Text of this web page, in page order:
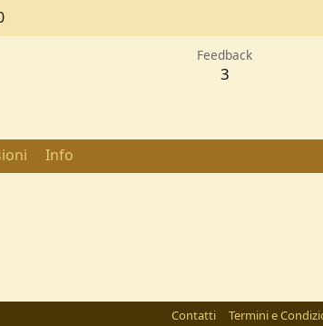
Feedback
3
Info
Contatti Termini e